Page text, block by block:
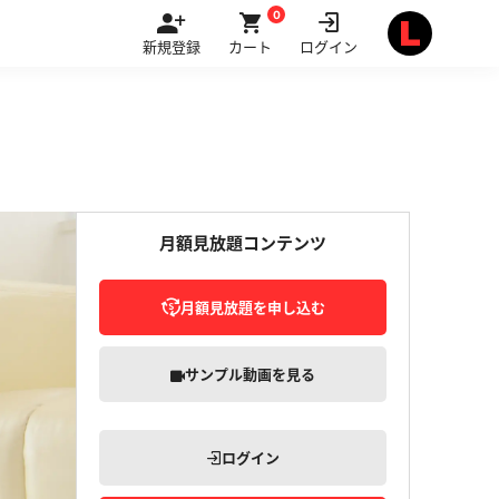
新規登録 カート
0
ログイン
月額見放題コンテンツ
月額見放題を申し込む
サンプル動画を見る
ログイン